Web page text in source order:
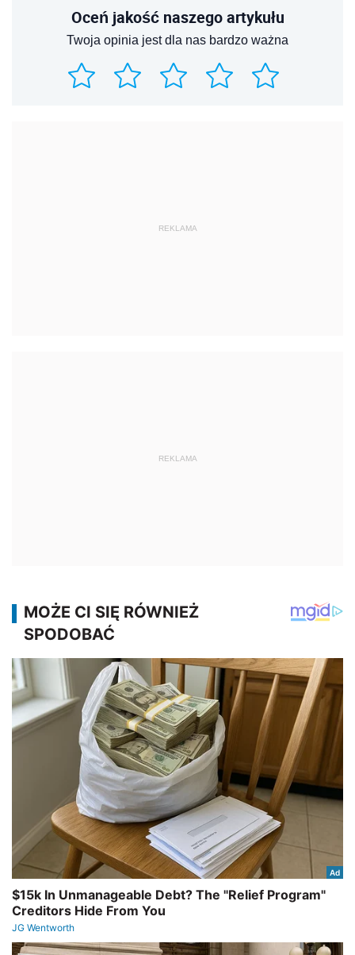
Oceń jakość naszego artykułu
Twoja opinia jest dla nas bardzo ważna
REKLAMA
REKLAMA